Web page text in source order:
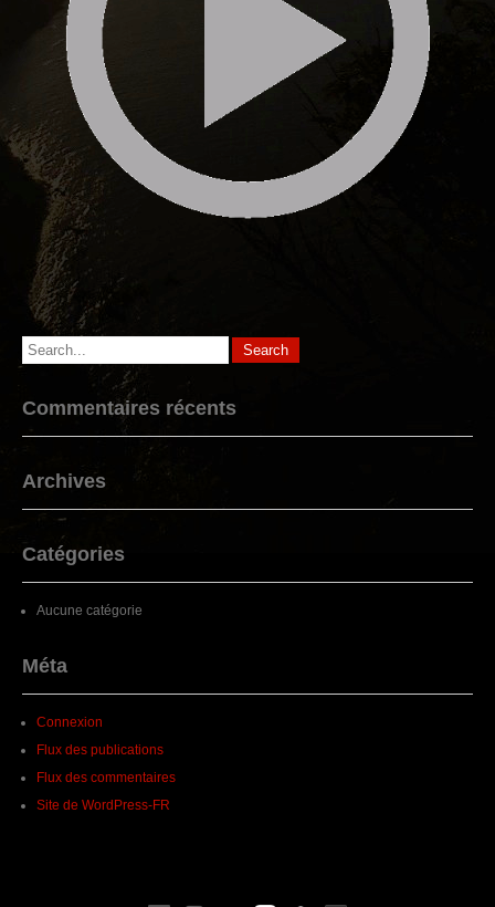
Commentaires récents
Archives
Catégories
Aucune catégorie
Méta
Connexion
Flux des publications
Flux des commentaires
Site de WordPress-FR